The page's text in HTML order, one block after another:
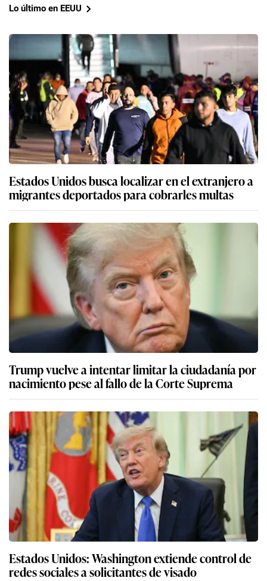
Lo último en EEUU
Estados Unidos busca localizar en el extranjero a
migrantes deportados para cobrarles multas
Trump vuelve a intentar limitar la ciudadanía por
nacimiento pese al fallo de la Corte Suprema
Estados Unidos: Washington extiende control de
redes sociales a solicitantes de visado